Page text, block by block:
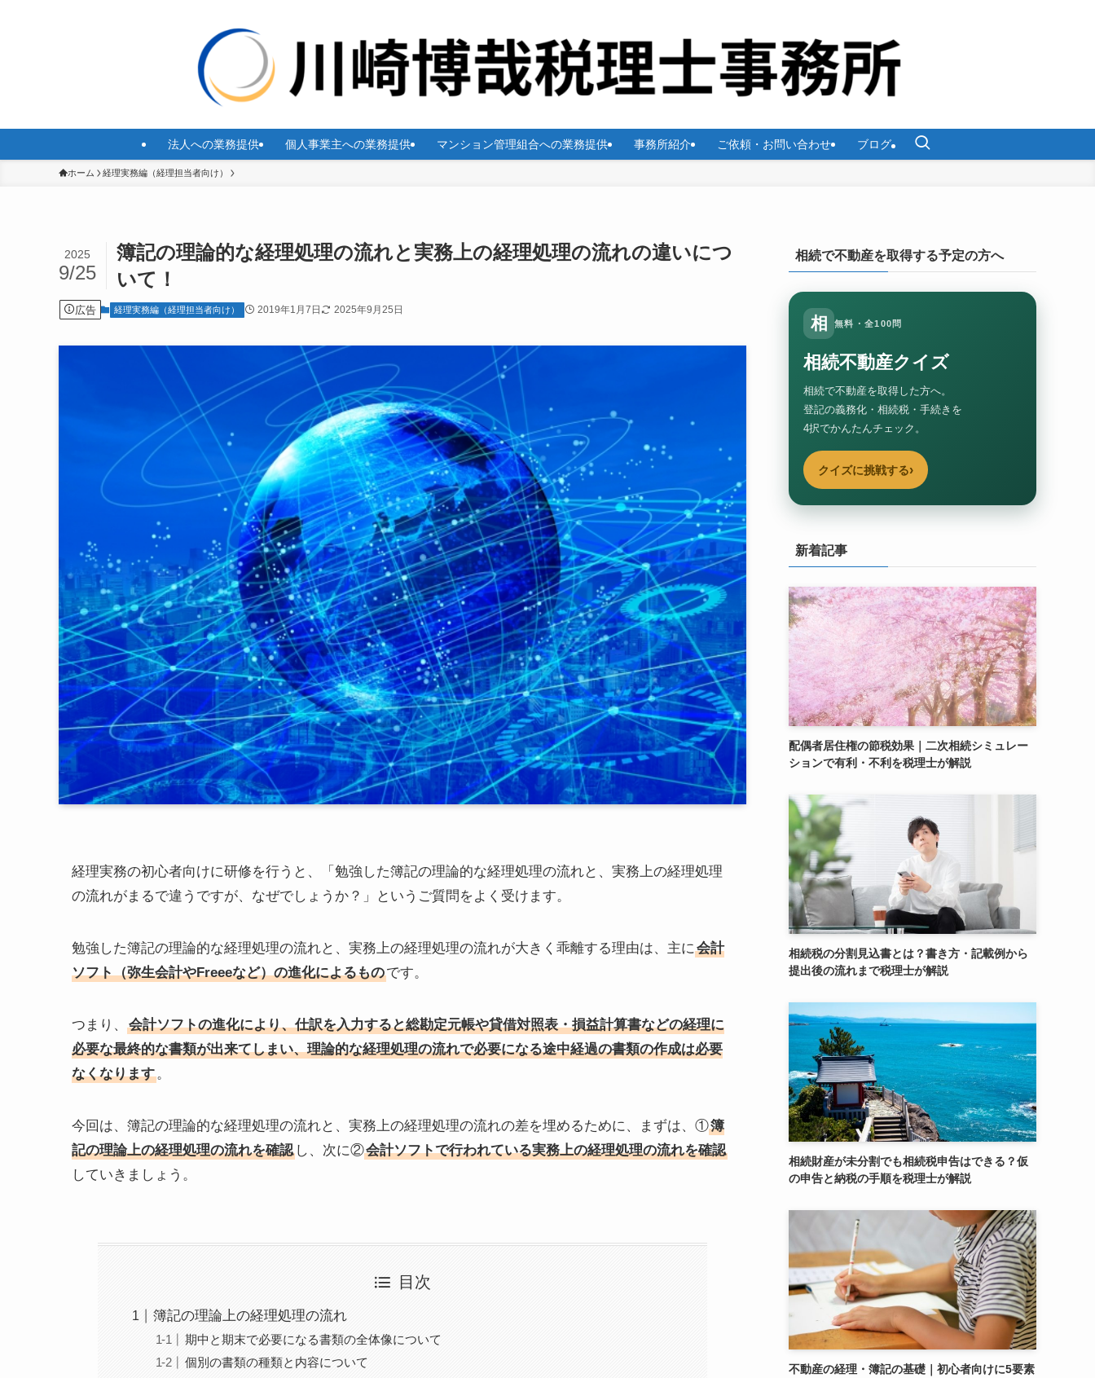
法人への業務提供 個人事業主への業務提供 マンション管理組合への業務提供 事務所紹介 ご依頼・お問い合わせ ブログ
ホーム 経理実務編（経理担当者向け）
簿記の理論的な経理処理の流れと実務上の経理処理の流れの違いにつ
いて！
2025
9/25
広告 経理実務編（経理担当者向け） 2019年1月7日 2025年9月25日
経理実務の初心者向けに研修を行うと、「勉強した簿記の理論的な経理処理の流れと、実務上の経理処理
の流れがまるで違うですが、なぜでしょうか？」というご質問をよく受けます。
勉強した簿記の理論的な経理処理の流れと、実務上の経理処理の流れが大きく乖離する理由は、主に会計
ソフト（弥生会計やFreeeなど）の進化によるものです。
つまり、
会計ソフトの進化により、仕訳を入力すると総勘定元帳や貸借対照表・損益計算書などの経理に
必要な最終的な書類が出来てしまい、理論的な経理処理の流れで必要になる途中経過の書類の作成は必要
なくなります。
今回は、簿記の理論的な経理処理の流れと、実務上の経理処理の流れの差を埋めるために、まずは、①簿
記の理論上の経理処理の流れを確認 し、次に②会計ソフトで行われている実務上の経理処理の流れを確認
していきましょう。
目次
簿記の理論上の経理処理の流れ
期中と期末で必要になる書類の全体像について
個別の書類の種類と内容について
相続で不動産を取得する予定の方へ
相 無料・全100問
相続不動産クイズ
相続で不動産を取得した方へ。
登記の義務化・相続税・手続きを
4択でかんたんチェック。
クイズに挑戦する›
新着記事
配偶者居住権の節税効果｜二次相続シミュレー
ションで有利・不利を税理士が解説
相続税の分割見込書とは？書き方・記載例から
提出後の流れまで税理士が解説
相続財産が未分割でも相続税申告はできる？仮
の申告と納税の手順を税理士が解説
不動産の経理・簿記の基礎｜初心者向けに5要素